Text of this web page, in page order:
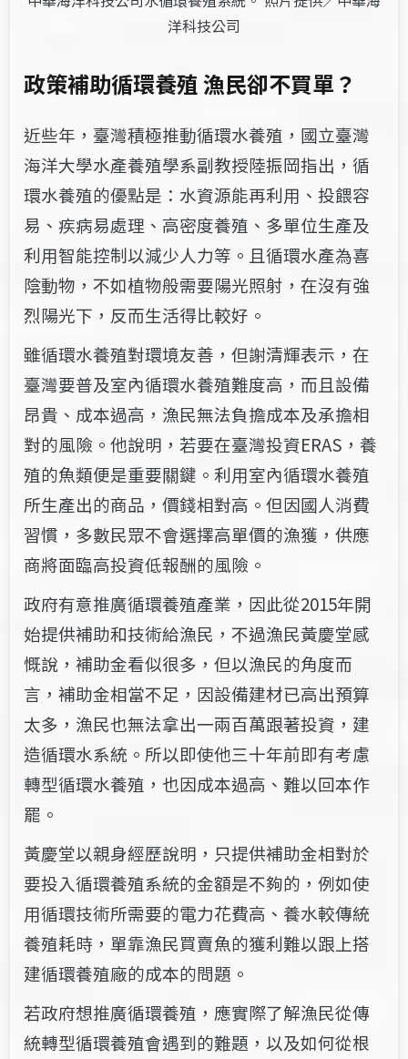
洋科技公司
政策補助循環養殖 漁民卻不買單？
近些年，臺灣積極推動循環水養殖，國立臺灣
海洋大學水產養殖學系副教授陸振岡指出，循
環水養殖的優點是：水資源能再利用、投餵容
易、疾病易處理、高密度養殖、多單位生產及
利用智能控制以減少人力等。且循環水產為喜
陰動物，不如植物般需要陽光照射，在沒有強
烈陽光下，反而生活得比較好。
雖循環水養殖對環境友善，但謝清輝表示，在
臺灣要普及室內循環水養殖難度高，而且設備
昂貴、成本過高，漁民無法負擔成本及承擔相
對的風險。他說明，若要在臺灣投資ERAS，養
殖的魚類便是重要關鍵。利用室內循環水養殖
所生產出的商品，價錢相對高。但因國人消費
習慣，多數民眾不會選擇高單價的漁獲，供應
商將面臨高投資低報酬的風險。
政府有意推廣循環養殖產業，因此從2015年開
始提供補助和技術給漁民，不過漁民黃慶堂感
慨說，補助金看似很多，但以漁民的角度而
言，補助金相當不足，因設備建材已高出預算
太多，漁民也無法拿出一兩百萬跟著投資，建
造循環水系統。所以即使他三十年前即有考慮
轉型循環水養殖，也因成本過高、難以回本作
罷。
黃慶堂以親身經歷說明，只提供補助金相對於
要投入循環養殖系統的金額是不夠的，例如使
用循環技術所需要的電力花費高、養水較傳統
養殖耗時，單靠漁民買賣魚的獲利難以跟上搭
建循環養殖廠的成本的問題。
若政府想推廣循環養殖，應實際了解漁民從傳
統轉型循環養殖會遇到的難題，以及如何從根